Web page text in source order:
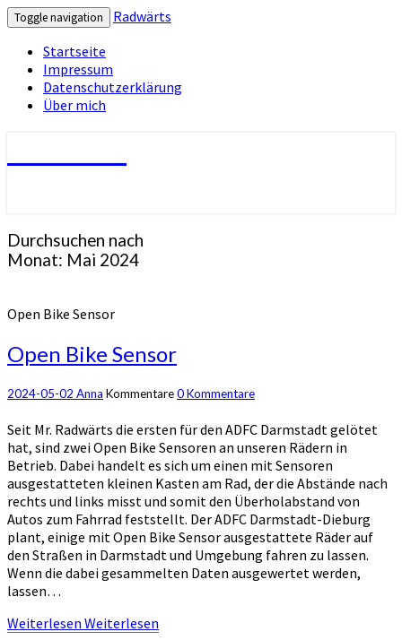
Toggle navigation
Radwärts
Startseite
Impressum
Datenschutzerklärung
Über mich
Durchsuchen nach
Monat: Mai 2024
Open Bike Sensor
Open Bike Sensor
2024-05-02 Anna Kommentare0 Kommentare
Seit Mr. Radwärts die ersten für den ADFC Darmstadt gelötet
hat, sind zwei Open Bike Sensoren an unseren Rädern in
Betrieb. Dabei handelt es sich um einen mit Sensoren
ausgestatteten kleinen Kasten am Rad, der die Abstände nach
rechts und links misst und somit den Überholabstand von
Autos zum Fahrrad feststellt. Der ADFC Darmstadt-Dieburg
plant, einige mit Open Bike Sensor ausgestattete Räder auf
den Straßen in Darmstadt und Umgebung fahren zu lassen.
Wenn die dabei gesammelten Daten ausgewertet werden,
lassen…
Weiterlesen Weiterlesen